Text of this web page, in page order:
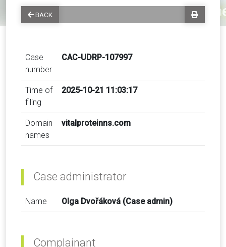
BACK
Case
number
CAC-UDRP-107997
Time of
filing
2025-10-21 11:03:17
Domain
names
vitalproteinns.com
Case administrator
Name Olga Dvořáková (Case admin)
Complainant